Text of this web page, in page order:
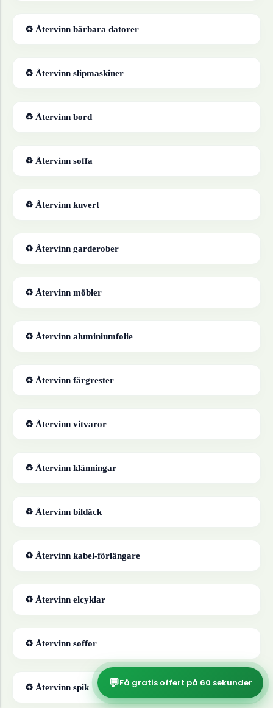
♻ Återvinn bärbara datorer
♻ Återvinn slipmaskiner
♻ Återvinn bord
♻ Återvinn soffa
♻ Återvinn kuvert
♻ Återvinn garderober
♻ Återvinn möbler
♻ Återvinn aluminiumfolie
♻ Återvinn färgrester
♻ Återvinn vitvaror
♻ Återvinn klänningar
♻ Återvinn bildäck
♻ Återvinn kabel-förlängare
♻ Återvinn elcyklar
♻ Återvinn soffor
♻ Återvinn spik 💬Få gratis offert på 60 sekunder